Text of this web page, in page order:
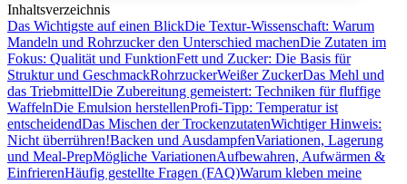
Inhaltsverzeichnis
Das Wichtigste auf einen BlickDie Textur-Wissenschaft: Warum
Mandeln und Rohrzucker den Unterschied machenDie Zutaten im
Fokus: Qualität und FunktionFett und Zucker: Die Basis für
Struktur und GeschmackRohrzuckerWeißer ZuckerDas Mehl und
das TriebmittelDie Zubereitung gemeistert: Techniken für fluffige
WaffelnDie Emulsion herstellenProfi-Tipp: Temperatur ist
entscheidendDas Mischen der TrockenzutatenWichtiger Hinweis:
Nicht überrühren!Backen und AusdampfenVariationen, Lagerung
und Meal-PrepMögliche VariationenAufbewahren, Aufwärmen &
EinfrierenHäufig gestellte Fragen (FAQ)Warum kleben meine